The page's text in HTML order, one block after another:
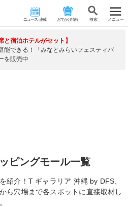
ニュース･連載 おでかけ情報 検 索 メニュー
と宿泊ホテルがセット】
能できる！「みなとみらいフェスティバ
を販売中
ピングモール一覧
紹介！T ギャラリア 沖縄 by DFS、
ら穴場まで各スポットに直接取材し